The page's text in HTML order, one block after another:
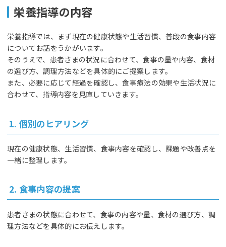
栄養指導の内容
栄養指導では、まず現在の健康状態や生活習慣、普段の食事内容
についてお話をうかがいます。
そのうえで、患者さまの状況に合わせて、食事の量や内容、食材
の選び方、調理方法などを具体的にご提案します。
また、必要に応じて経過を確認し、食事療法の効果や生活状況に
合わせて、指導内容を見直していきます。
1. 個別のヒアリング
現在の健康状態、生活習慣、食事内容を確認し、課題や改善点を
一緒に整理します。
2. 食事内容の提案
患者さまの状態に合わせて、食事の内容や量、食材の選び方、調
理方法などを具体的にお伝えします。